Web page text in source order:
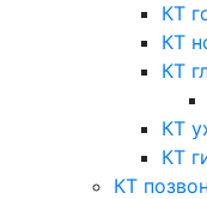
КТ
КТ
КТ
КТ
КТ
КТ